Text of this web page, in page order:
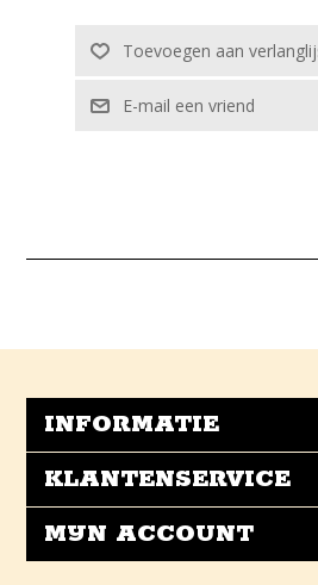
INFORMATIE
KLANTENSERVICE
MIJN ACCOUNT